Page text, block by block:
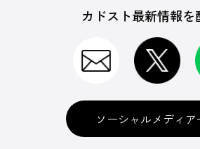
カドスト最新情報を
ソーシャルメディ